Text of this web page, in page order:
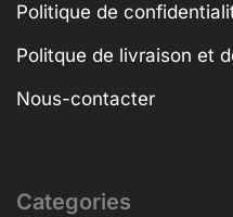
Politique de
Politque de livraison et
Nous-contacter
Categories